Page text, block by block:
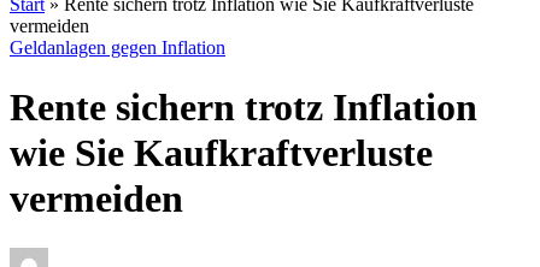
Start » Rente sichern trotz Inflation wie Sie Kaufkraftverluste
vermeiden
Geldanlagen gegen Inflation
Rente sichern trotz Inflation
wie Sie Kaufkraftverluste
vermeiden